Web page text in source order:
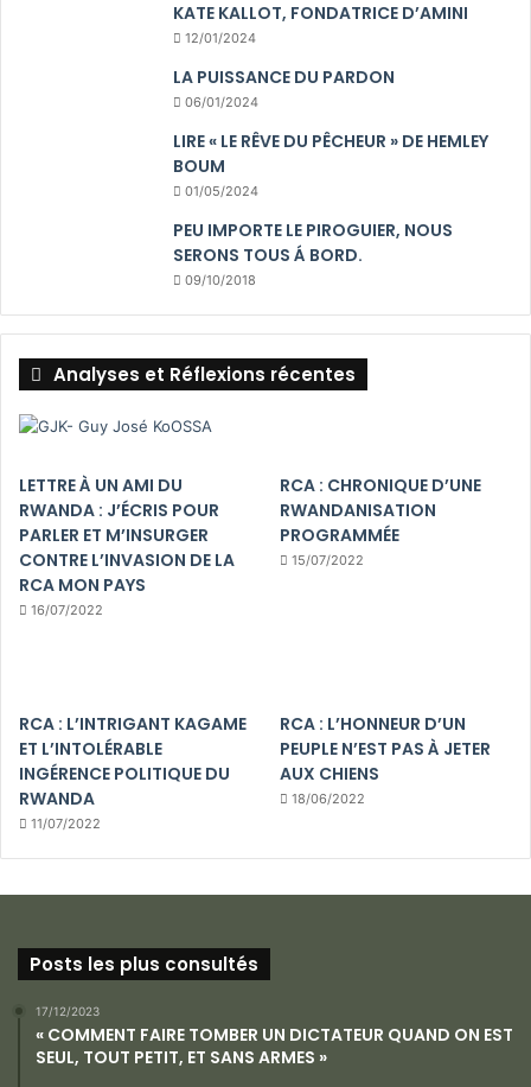
KATE KALLOT, FONDATRICE D’AMINI
12/01/2024
LA PUISSANCE DU PARDON
06/01/2024
LIRE « LE RÊVE DU PÊCHEUR » DE HEMLEY
BOUM
01/05/2024
PEU IMPORTE LE PIROGUIER, NOUS
SERONS TOUS Á BORD.
09/10/2018
Analyses et Réflexions récentes
LETTRE À UN AMI DU
RWANDA : J’ÉCRIS POUR
PARLER ET M’INSURGER
CONTRE L’INVASION DE LA
RCA MON PAYS
16/07/2022
RCA : CHRONIQUE D’UNE
RWANDANISATION
PROGRAMMÉE
15/07/2022
RCA : L’INTRIGANT KAGAME
ET L’INTOLÉRABLE
INGÉRENCE POLITIQUE DU
RWANDA
11/07/2022
RCA : L’HONNEUR D’UN
PEUPLE N’EST PAS À JETER
AUX CHIENS
18/06/2022
Posts les plus consultés
17/12/2023
« COMMENT FAIRE TOMBER UN DICTATEUR QUAND ON EST
SEUL, TOUT PETIT, ET SANS ARMES »